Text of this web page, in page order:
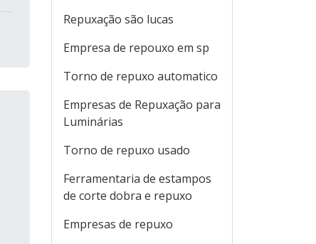
Repuxação são lucas
Empresa de repouxo em sp
Torno de repuxo automatico
Empresas de Repuxação para
Luminárias
Torno de repuxo usado
Ferramentaria de estampos
de corte dobra e repuxo
Empresas de repuxo